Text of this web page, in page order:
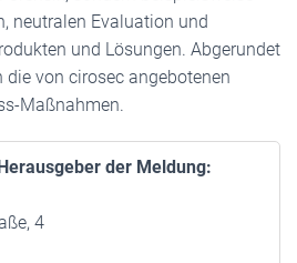
neutralen Evaluation und
und Lösungen. Abgerundet
von cirosec angebotenen
Maßnahmen.
der Meldung:
4